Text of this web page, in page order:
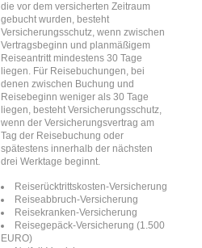
die vor dem versicherten Zeitraum
gebucht wurden, besteht
Versicherungsschutz, wenn zwischen
Vertragsbeginn und planmäßigem
Reiseantritt mindestens 30 Tage
liegen. Für Reisebuchungen, bei
denen zwischen Buchung und
Reisebeginn weniger als 30 Tage
liegen, besteht Versicherungsschutz,
wenn der Versicherungsvertrag am
Tag der Reisebuchung oder
spätestens innerhalb der nächsten
drei Werktage beginnt.
Reiserücktrittskosten-Versicherung
Reiseabbruch-Versicherung
Reisekranken-Versicherung
Reisegepäck-Versicherung (1.500
EURO)